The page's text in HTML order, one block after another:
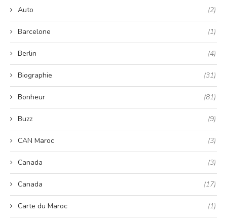
Auto (2)
Barcelone (1)
Berlin (4)
Biographie (31)
Bonheur (81)
Buzz (9)
CAN Maroc (3)
Canada (3)
Canada (17)
Carte du Maroc (1)